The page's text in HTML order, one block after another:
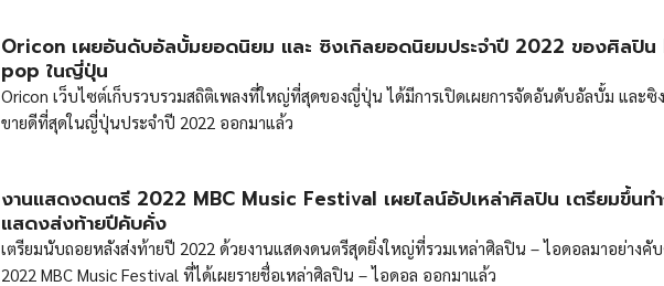
Oricon เผยอันดับอัลบั้มยอดนิยม และ ซิงเกิลยอดนิยมประจำปี 2022 ของศิลปิน
pop ในญี่ปุ่น
Oricon เว็บไซต์เก็บรวบรวมสถิติเพลงที่ใหญ่ที่สุดของญี่ปุ่น ได้มีการเปิดเผยการจัดอันดับอัลบั้ม และซิ
ขายดีที่สุดในญี่ปุ่นประจำปี 2022 ออกมาแล้ว
งานแสดงดนตรี 2022 MBC Music Festival เผยไลน์อัปเหล่าศิลปิน เตรียมขึ้นท
แสดงส่งท้ายปีคับคั่ง
เตรียมนับถอยหลังส่งท้ายปี 2022 ด้วยงานแสดงดนตรีสุดยิ่งใหญ่ที่รวมเหล่าศิลปิน – ไอดอลมาอย่างคั
2022 MBC Music Festival ที่ได้เผยรายชื่อเหล่าศิลปิน – ไอดอล ออกมาแล้ว